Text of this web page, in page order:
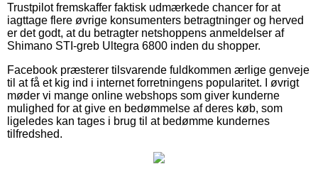
Trustpilot fremskaffer faktisk udmærkede chancer for at
iagttage flere øvrige konsumenters betragtninger og herved
er det godt, at du betragter netshoppens anmeldelser af
Shimano STI-greb Ultegra 6800 inden du shopper.
Facebook præsterer tilsvarende fuldkommen ærlige genveje
til at få et kig ind i internet forretningens popularitet. I øvrigt
møder vi mange online webshops som giver kunderne
mulighed for at give en bedømmelse af deres køb, som
ligeledes kan tages i brug til at bedømme kundernes
tilfredshed.